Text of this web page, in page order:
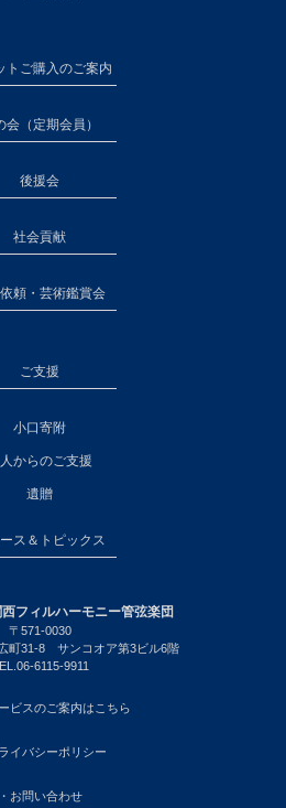
トご購入のご案内
会（定期会員）
後援会
社会貢献
頼・芸術鑑賞会
ご支援
小口寄附
からのご支援
遺贈
ス＆トピックス
フィルハーモニー管弦楽団
〒571-0030
町31-8 サンコオア第3ビル6階
6115-9911
ビスのご案内はこちら
イバシーポリシー
・お問い合わせ